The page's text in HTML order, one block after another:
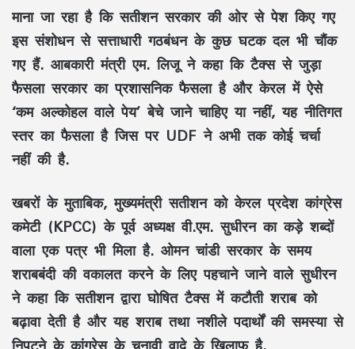
माना जा रहा है कि सतीशन सरकार की ओर से पेश किए गए
इस संशोधन से सत्ताधारी गठबंधन के कुछ घटक दल भी चौंक
गए हैं. आबकारी मंत्री एम. लिजू ने कहा कि टैक्स से जुड़ा
फैसला सरकार का प्रशासनिक फैसला है और केरल में ऐसे
‘कम अल्कोहल वाले पेय’ बेचे जाने चाहिए या नहीं, यह नीतिगत
स्तर का फैसला है जिस पर UDF ने अभी तक कोई चर्चा
नहीं की है.
खबरों के मुताबिक, मुख्यमंत्री सतीशन को केरल प्रदेश कांग्रेस
कमेटी (KPCC) के पूर्व अध्यक्ष वी.एम. सुधीरन का कड़े शब्दों
वाला एक पत्र भी मिला है. ओमन चांडी सरकार के समय
शराबबंदी की वकालत करने के लिए पहचाने जाने वाले सुधीरन
ने कहा कि सतीशन द्वारा घोषित टैक्स में कटौती शराब को
बढ़ावा देती है और यह शराब तथा नशीले पदार्थों की समस्या से